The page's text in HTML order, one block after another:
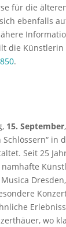
für die
ebenfalls
die
.
15. September
in
Seit 25
wo